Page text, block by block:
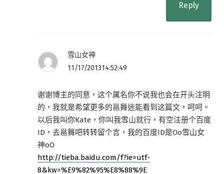
Reply
雪山女神
11/17/201314:52:49
谢谢博主的同意，这个属名你不说我也会在开头注明
的，我就是希望更多的邕舞迷能看到这篇文，呵呵。
以后我叫你Kate，你叫我雪山就行，有空注册个百度
ID，去邕舞吧转转留个言，我的百度ID是Oo雪山女
神oO
http://tieba.baidu.com/f?ie=utf-
8&kw=%E9%82%95%E8%88%9E